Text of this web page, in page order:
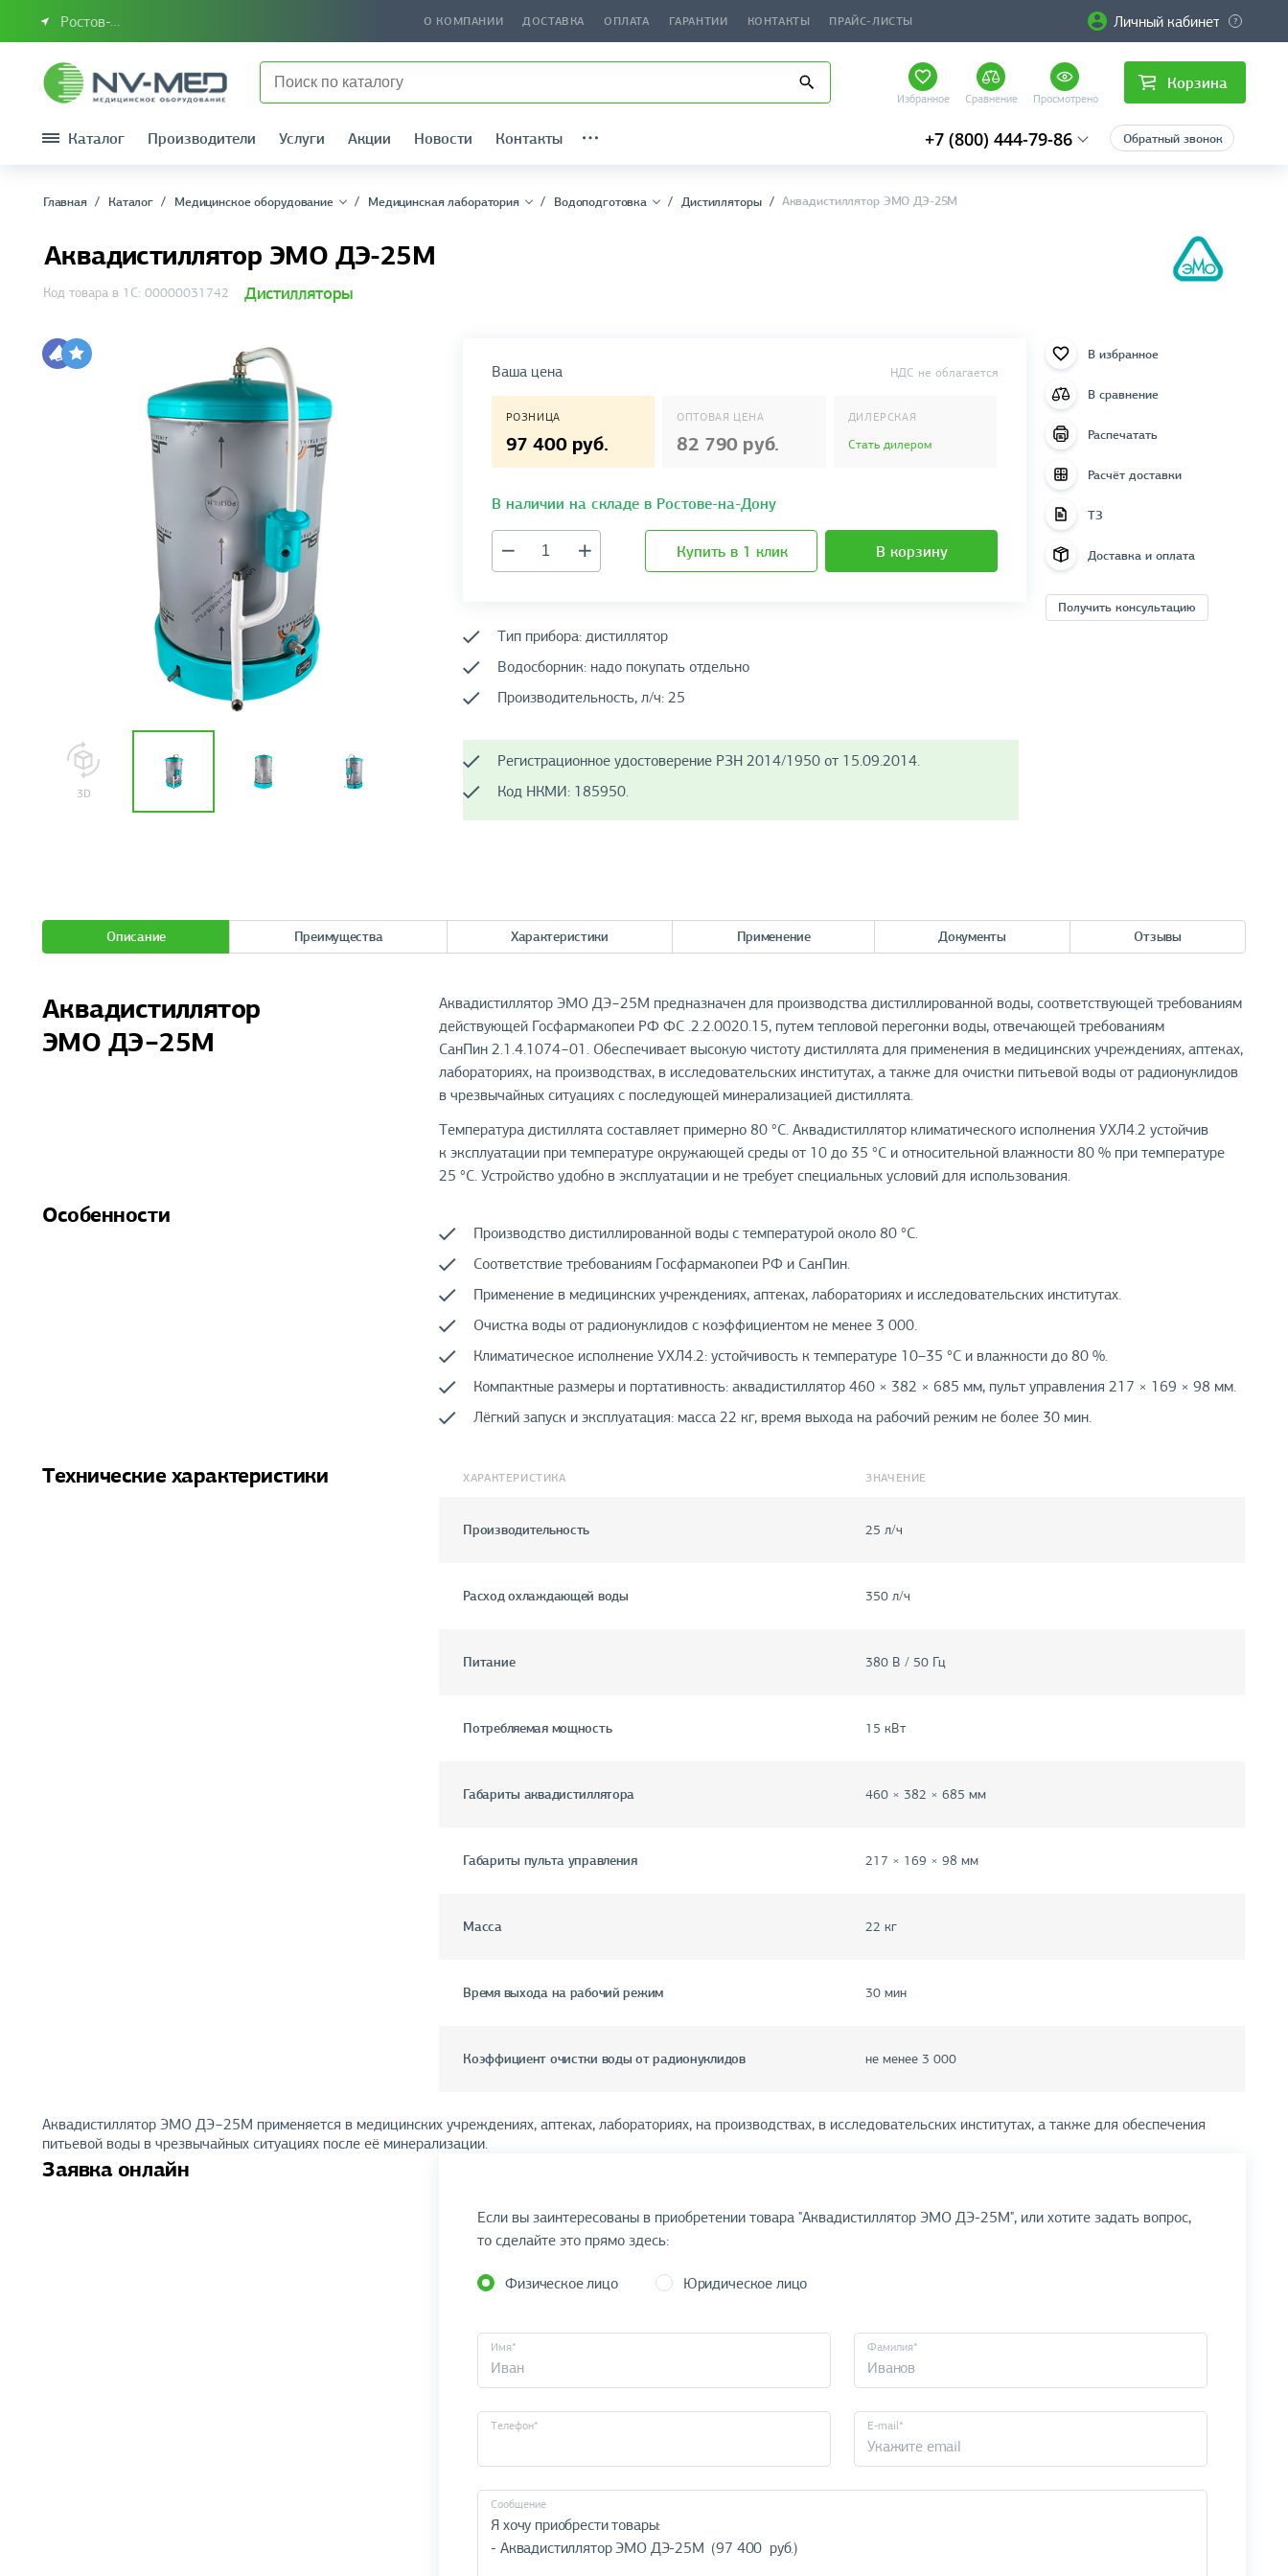
Ростов-на-Дону или Южный Федеральный округ О КОМПАНИИ ДОСТАВКА ОПЛАТА ГАРАНТИИ КОНТАКТЫ ПРАЙС-ЛИСТЫ Личный кабинет
Избранное Сравнение Просмотрено
Корзина
Каталог Производители Услуги Акции Новости Контакты +7 (800) 444-79-86 Обратный звонок
Главная Каталог Медицинское оборудование Медицинская лаборатория Водоподготовка Дистилляторы Аквадистиллятор ЭМО ДЭ-25М
Аквадистиллятор ЭМО ДЭ-25М
Код товара в 1С: 00000031742 Дистилляторы
Ваша цена НДС не облагается
РОЗНИЦА
97 400 руб.
ОПТОВАЯ ЦЕНА
82 790 руб.
ДИЛЕРСКАЯ
Стать дилером
В наличии на складе в Ростове-на-Дону
Купить в 1 клик В корзину
Тип прибора: дистиллятор
Водосборник: надо покупать отдельно
Производительность, л/ч: 25
Регистрационное удостоверение РЗН 2014/1950 от 15.09.2014.
Код НКМИ: 185950.
В избранное
В сравнение
Распечатать
Расчёт доставки
ТЗ
Доставка и оплата
Получить консультацию
Описание Преимущества Характеристики Применение Документы Отзывы
Аквадистиллятор
ЭМО ДЭ−25М
Аквадистиллятор ЭМО ДЭ−25М предназначен для производства дистиллированной воды, соответствующей требованиям
действующей Госфармакопеи РФ ФС .2.2.0020.15, путем тепловой перегонки воды, отвечающей требованиям
СанПин 2.1.4.1074−01. Обеспечивает высокую чистоту дистиллята для применения в медицинских учреждениях, аптеках,
лабораториях, на производствах, в исследовательских институтах, а также для очистки питьевой воды от радионуклидов
в чрезвычайных ситуациях с последующей минерализацией дистиллята.
Температура дистиллята составляет примерно 80 °С. Аквадистиллятор климатического исполнения УХЛ4.2 устойчив
к эксплуатации при температуре окружающей среды от 10 до 35 °С и относительной влажности 80 % при температуре
25 °С. Устройство удобно в эксплуатации и не требует специальных условий для использования.
Особенности
Производство дистиллированной воды с температурой около 80 °С.
Соответствие требованиям Госфармакопеи РФ и СанПин.
Применение в медицинских учреждениях, аптеках, лабораториях и исследовательских институтах.
Очистка воды от радионуклидов с коэффициентом не менее 3 000.
Климатическое исполнение УХЛ4.2: устойчивость к температуре 10–35 °С и влажности до 80 %.
Компактные размеры и портативность: аквадистиллятор 460 × 382 × 685 мм, пульт управления 217 × 169 × 98 мм.
Лёгкий запуск и эксплуатация: масса 22 кг, время выхода на рабочий режим не более 30 мин.
Технические характеристики ХАРАКТЕРИСТИКА ЗНАЧЕНИЕ
Производительность 25 л/ч
Расход охлаждающей воды 350 л/ч
Питание 380 В / 50 Гц
Потребляемая мощность 15 кВт
Габариты аквадистиллятора 460 × 382 × 685 мм
Габариты пульта управления 217 × 169 × 98 мм
Масса 22 кг
Время выхода на рабочий режим 30 мин
Коэффициент очистки воды от радионуклидов не менее 3 000
Аквадистиллятор ЭМО ДЭ−25М применяется в медицинских учреждениях, аптеках, лабораториях, на производствах, в исследовательских институтах, а также для обеспечения
питьевой воды в чрезвычайных ситуациях после её минерализации.
Заявка онлайн
Если вы заинтересованы в приобретении товара "Аквадистиллятор ЭМО ДЭ-25М", или хотите задать вопрос,
то сделайте это прямо здесь:
Физическое лицо Юридическое лицо
Имя* Фамилия*
Телефон* E-mail*
Cообщение